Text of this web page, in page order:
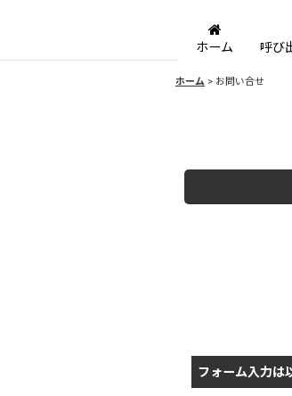
ホーム 呼び
ホーム > お問い合せ
フォーム入力は